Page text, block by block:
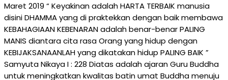
Maret 2019 “ Keyakinan adalah HARTA TERBAIK manusia
disini DHAMMA yang di praktekkan dengan baik membawa
KEBAHAGIAAN KEBENARAN adalah benar-benar PALING
MANIS diantara cita rasa Orang yang hidup dengan
KEBIJAKSANAANLAH yang dikatakan hidup PALING BAIK ”
Samyuta Nikaya I : 228 Diatas adalah ajaran Guru Buddha
untuk meningkatkan kwalitas batin umat Buddha menuju